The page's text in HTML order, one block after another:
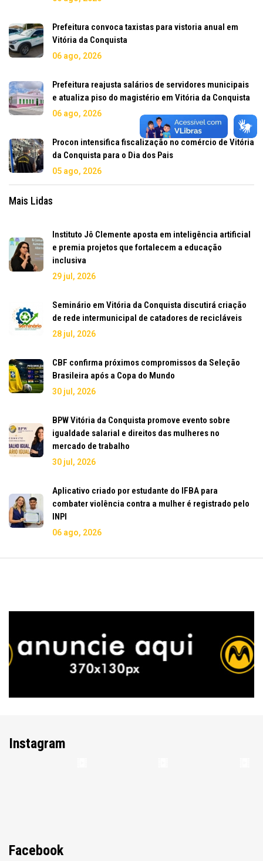
Prefeitura convoca taxistas para vistoria anual em
Vitória da Conquista
06 ago, 2026
Prefeitura reajusta salários de servidores municipais
e atualiza piso do magistério em Vitória da Conquista
06 ago, 2026
Procon intensifica fiscalização no comércio de Vitória
da Conquista para o Dia dos Pais
05 ago, 2026
Mais Lidas
Instituto Jô Clemente aposta em inteligência artificial
e premia projetos que fortalecem a educação
inclusiva
29 jul, 2026
Seminário em Vitória da Conquista discutirá criação
de rede intermunicipal de catadores de recicláveis
28 jul, 2026
CBF confirma próximos compromissos da Seleção
Brasileira após a Copa do Mundo
30 jul, 2026
BPW Vitória da Conquista promove evento sobre
igualdade salarial e direitos das mulheres no
mercado de trabalho
30 jul, 2026
Aplicativo criado por estudante do IFBA para
combater violência contra a mulher é registrado pelo
INPI
06 ago, 2026
Instagram
Facebook